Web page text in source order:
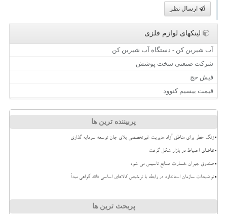
ارسال نظر
لینکهای لوازم فلزی
آب شیرین کن - دستگاه آب شیرین کن
شرکت صنعتی سخت پوشش
فیش حج
قیمت بیسیم کنوود
پربیننده ترین ها
زنگ خطر برای مناطق آزاد مدیریت غیرتخصصی بلای جان توسعه سرمایه گذاری
تقاضای احتیاط در بازار شکل گرفت
صندوق جبران خسارت صنایع تاسیس می شود
توضیحات سازمان استاندارد در رابطه با ترخیص کالاهای اساسی فاقد گواهی مبدأ
پربحث ترین ها